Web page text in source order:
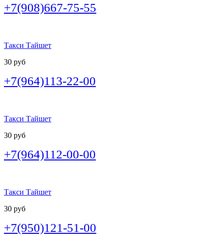
+7(908)667-75-55
Такси Тайшет
30 руб
+7(964)113-22-00
Такси Тайшет
30 руб
+7(964)112-00-00
Такси Тайшет
30 руб
+7(950)121-51-00